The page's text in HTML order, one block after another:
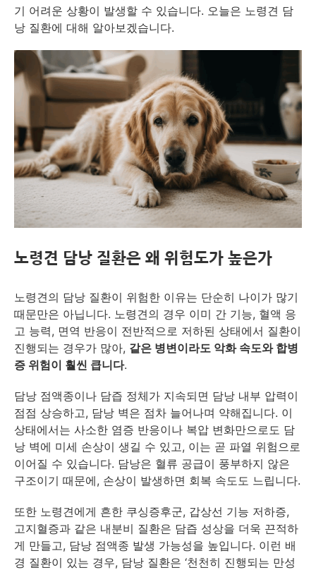
기 어려운 상황이 발생할 수 있습니다. 오늘은 노령견 담
낭 질환에 대해 알아보겠습니다.
노령견 담낭 질환은 왜 위험도가 높은가
노령견의 담낭 질환이 위험한 이유는 단순히 나이가 많기
때문만은 아닙니다. 노령견의 경우 이미 간 기능, 혈액 응
고 능력, 면역 반응이 전반적으로 저하된 상태에서 질환이
진행되는 경우가 많아, 같은 병변이라도 악화 속도와 합병
증 위험이 훨씬 큽니다.
담낭 점액종이나 담즙 정체가 지속되면 담낭 내부 압력이
점점 상승하고, 담낭 벽은 점차 늘어나며 약해집니다. 이
상태에서는 사소한 염증 반응이나 복압 변화만으로도 담
낭 벽에 미세 손상이 생길 수 있고, 이는 곧 파열 위험으로
이어질 수 있습니다. 담낭은 혈류 공급이 풍부하지 않은
구조이기 때문에, 손상이 발생하면 회복 속도도 느립니다.
또한 노령견에게 흔한 쿠싱증후군, 갑상선 기능 저하증,
고지혈증과 같은 내분비 질환은 담즙 성상을 더욱 끈적하
게 만들고, 담낭 점액종 발생 가능성을 높입니다. 이런 배
경 질환이 있는 경우, 담낭 질환은 ‘천천히 진행되는 만성